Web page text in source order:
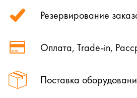
Поставка
Резервирование
Оплата, Trade-in,